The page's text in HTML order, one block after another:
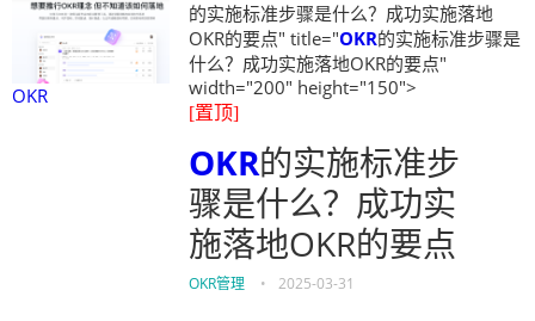
OKR
的实施标准步骤是什么？成功实施落地
OKR的要点" title="OKR的实施标准步骤是
什么？成功实施落地OKR的要点"
width="200" height="150">
[置顶]
OKR的实施标准步
骤是什么？成功实
施落地OKR的要点
OKR管理 • 2025-03-31